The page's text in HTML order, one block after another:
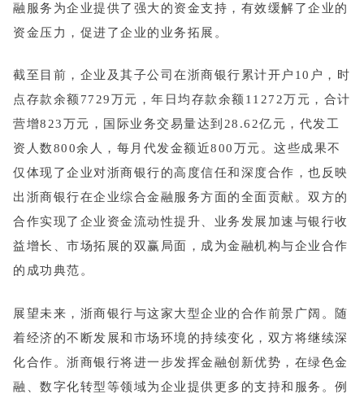
融服务为企业提供了强大的资金支持，有效缓解了企业的
资金压力，促进了企业的业务拓展。
截至目前，企业及其子公司在浙商银行累计开户10户，时
点存款余额7729万元，年日均存款余额11272万元，合计
营增823万元，国际业务交易量达到28.62亿元，代发工
资人数800余人，每月代发金额近800万元。这些成果不
仅体现了企业对浙商银行的高度信任和深度合作，也反映
出浙商银行在企业综合金融服务方面的全面贡献。双方的
合作实现了企业资金流动性提升、业务发展加速与银行收
益增长、市场拓展的双赢局面，成为金融机构与企业合作
的成功典范。
展望未来，浙商银行与这家大型企业的合作前景广阔。随
着经济的不断发展和市场环境的持续变化，双方将继续深
化合作。浙商银行将进一步发挥金融创新优势，在绿色金
融、数字化转型等领域为企业提供更多的支持和服务。例